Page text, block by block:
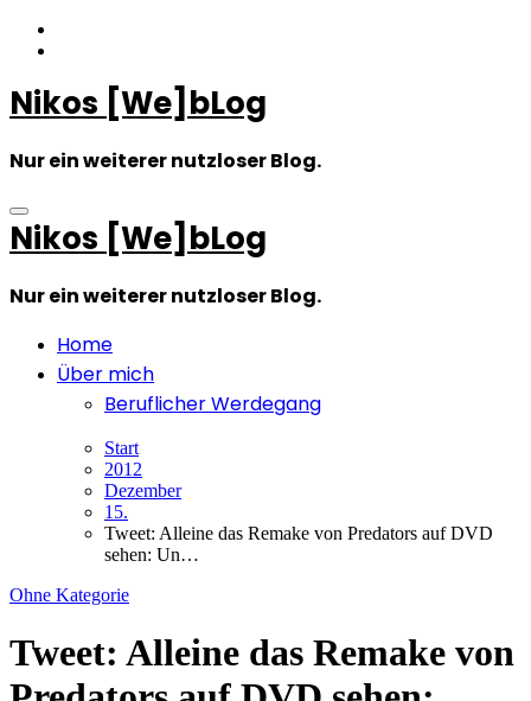
Zum
Inhalt
Nikos [We]bLog
Nur ein weiterer nutzloser Blog.
Nikos [We]bLog
Nur ein weiterer nutzloser Blog.
Home
Über mich
Beruflicher Werdegang
Start
2012
Dezember
15.
Tweet: Alleine das Remake von Predators auf DVD
sehen: Un…
Ohne Kategorie
Tweet: Alleine das Remake von